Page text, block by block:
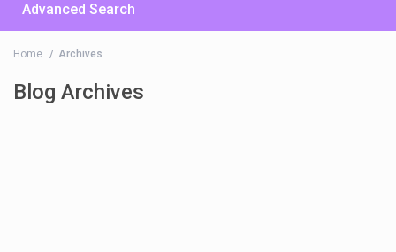
Advanced Search
Home Archives
Blog Archives